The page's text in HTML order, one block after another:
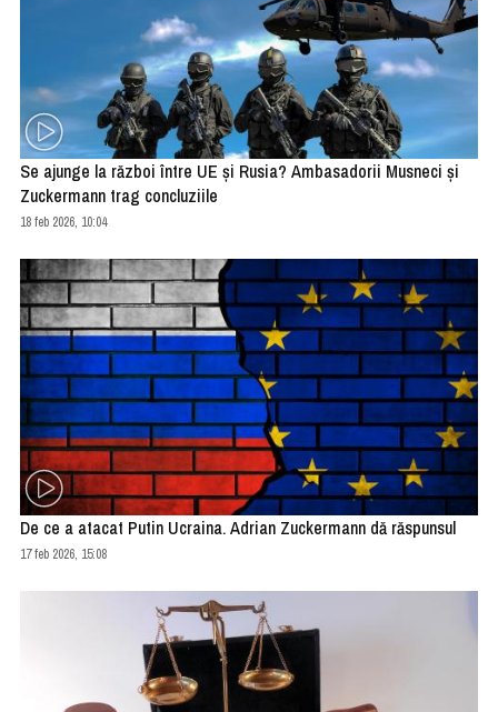
Se ajunge la război între UE şi Rusia? Ambasadorii Musneci şi
Zuckermann trag concluziile
18 feb 2026, 10:04
De ce a atacat Putin Ucraina. Adrian Zuckermann dă răspunsul
17 feb 2026, 15:08